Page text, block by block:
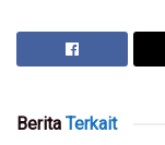
Berita Terkait